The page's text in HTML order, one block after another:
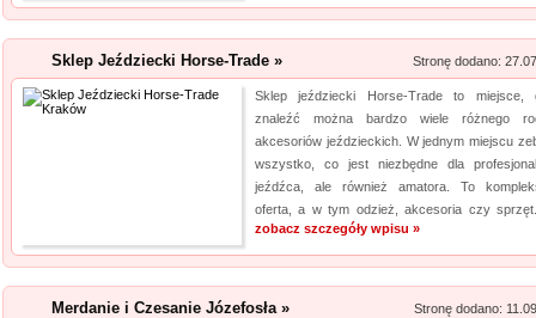
Szpital Specjalista, to
poradnie, jak i oddział
także laserowe usuwanie
Sklep Jeździecki Horse-Trade » Stronę dodano:
Sklep jeździecki Horse-Trade to miejsce,
znaleźć można bardzo wiele różnego
akcesoriów jeździeckich. W jednym miejscu
wszystko, co jest niezbędne dla
jeźdźca, ale również amatora. To
oferta, a w tym odzież, akcesoria czy
zobacz szczegóły wpisu »
Merdanie i Czesanie Józefosła » Stronę dodano: